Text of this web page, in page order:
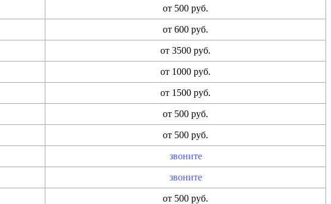
от 500 руб.
от 600 руб.
от 3500 руб.
от 1000 руб.
от 1500 руб.
от 500 руб.
от 500 руб.
звоните
звоните
от 500 руб.